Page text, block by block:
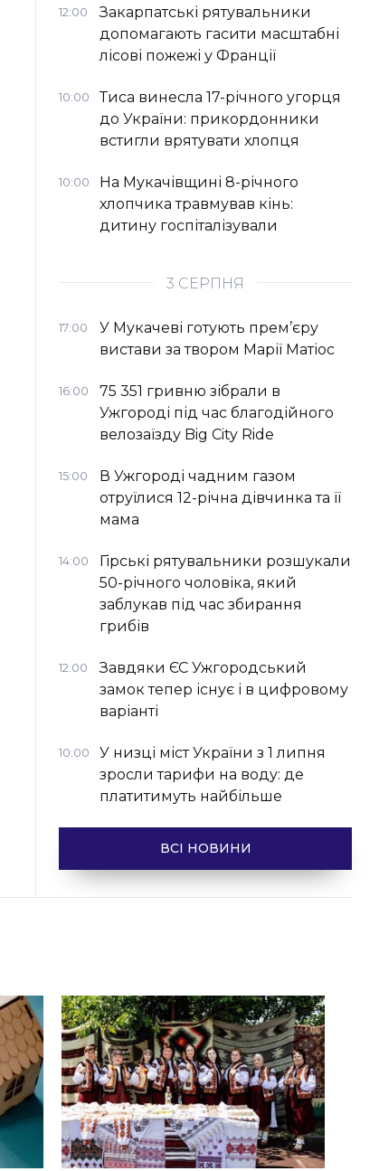
12:00
Закарпатські рятувальники
допомагають гасити масштабні
лісові пожежі у Франції
10:00
Тиса винесла 17-річного угорця
до України: прикордонники
встигли врятувати хлопця
10:00
На Мукачівщині 8-річного
хлопчика травмував кінь:
дитину госпіталізували
3 СЕРПНЯ
17:00
У Мукачеві готують прем’єру
вистави за твором Марії Матіос
16:00
75 351 гривню зібрали в
Ужгороді під час благодійного
велозаїзду Big Сity Ride
15:00
В Ужгороді чадним газом
отруїлися 12-річна дівчинка та її
мама
14:00
Гірські рятувальники розшукали
50-річного чоловіка, який
заблукав під час збирання
грибів
12:00
Завдяки ЄС Ужгородський
замок тепер існує і в цифровому
варіанті
10:00
У низці міст України з 1 липня
зросли тарифи на воду: де
платитимуть найбільше
ВСІ НОВИНИ